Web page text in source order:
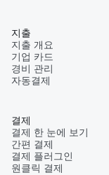
지출
지출 개요
기업 카드
경비 관리
자동결제
결제
결제 한 눈에 보기
간편 결제
결제 플러그인
원클릭 결제